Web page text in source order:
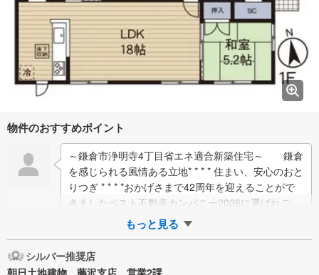
物件のおすすめポイント
～鎌倉市浄明寺4丁目省エネ適合新築住宅～ 鎌倉
を感じられる風情ある立地* * * * 住まい、安心のおと
りつぎ * * * *おかげさまで42周年を迎えることがで
きましたベスト不動産カンパニー2026に選ばれご成
約件数7万件達成…もっと見る
シルバー推奨店